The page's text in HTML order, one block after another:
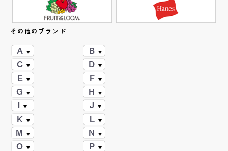
その他のブランド
A
B
C
D
E
F
G
H
J
K
M
N
O
P